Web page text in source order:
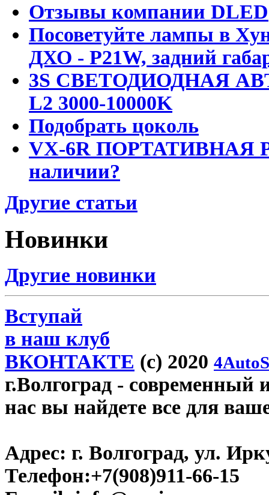
Отзывы компании DLED
Посоветуйте лампы в
ДХО - P21W, задний
3S СВЕТОДИОДНАЯ
L2 3000-10000K
Подобрать цоколь
VX-6R ПОРТАТИВНАЯ
наличии?
Другие статьи
Новинки
Другие новинки
Вступай
в наш клуб
ВКОНТАКТЕ (c) 2020
г.Волгоград - современный
нас вы найдете все для
Адрес: г. Волгоград, ул.
Телефон:+7(908)911-66-15